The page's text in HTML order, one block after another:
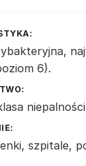
6).
szpitale,